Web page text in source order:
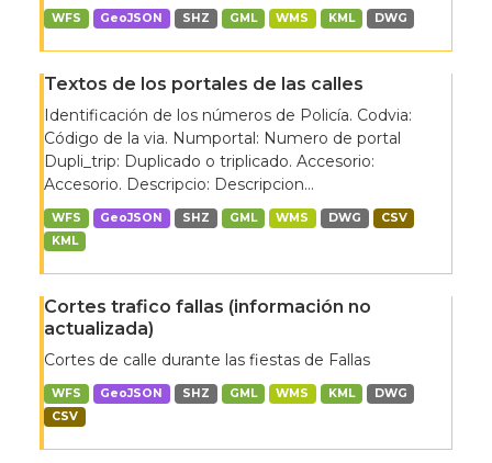
WFS GeoJSON SHZ GML WMS KML DWG
Textos de los portales de las calles
Identificación de los números de Policía. Codvia:
Código de la via. Numportal: Numero de portal
Dupli_trip: Duplicado o triplicado. Accesorio:
Accesorio. Descripcio: Descripcion...
WFS GeoJSON SHZ GML WMS DWG
CSV
KML
Cortes trafico fallas (información no
actualizada)
Cortes de calle durante las fiestas de Fallas
WFS GeoJSON SHZ GML WMS KML
DWG
CSV